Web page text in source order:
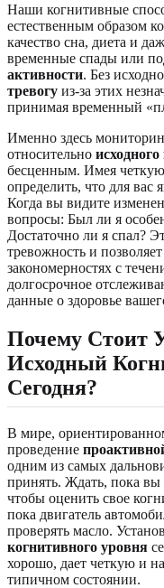
Наши когнитивные
естественным образом
качество сна, диета и
временные спады или
активности. Без
тревогу из-за этих
принимая временный
Именно здесь
относительно
бесценным. Имея
определить, что для вас
Когда вы видите
вопросы: Был ли я
Достаточно ли я спал?
тревожность и
закономерностях с
долгосрочное
данные о здоровье
Почему Стоит
Исходный
Сегодня?
В мире,
проведение
одним из самых
принять. Ждать, пока вы
чтобы оценить свое
пока двигатель
проверять масло.
когнитивного уровня
хорошо, дает четкую и
типичном состоянии.